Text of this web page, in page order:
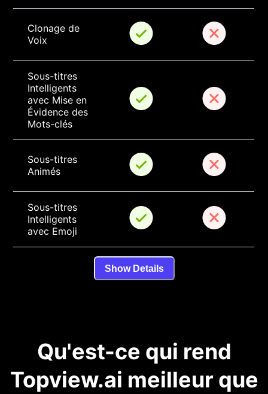
Clonage de
Voix
Sous-titres
Intelligents
avec Mise en
Évidence des
Mots-clés
Sous-titres
Animés
Sous-titres
Intelligents
avec Emoji
Show Details
Qu'est-ce qui rend
Topview.ai meilleur que